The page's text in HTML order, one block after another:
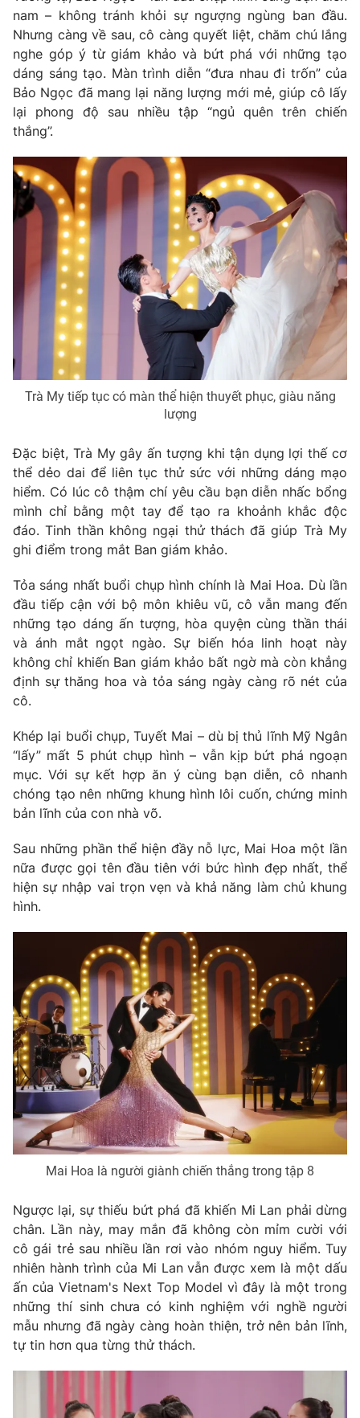
nam – không tránh khỏi sự ngượng ngùng ban đầu.
Nhưng càng về sau, cô càng quyết liệt, chăm chú lắng
nghe góp ý từ giám khảo và bứt phá với những tạo
dáng sáng tạo. Màn trình diễn “đưa nhau đi trốn” của
Bảo Ngọc đã mang lại năng lượng mới mẻ, giúp cô lấy
lại phong độ sau nhiều tập “ngủ quên trên chiến
thắng”.
Trà My tiếp tục có màn thể hiện thuyết phục, giàu năng
lượng
Đặc biệt, Trà My gây ấn tượng khi tận dụng lợi thế cơ
thể dẻo dai để liên tục thử sức với những dáng mạo
hiểm. Có lúc cô thậm chí yêu cầu bạn diễn nhấc bổng
mình chỉ bằng một tay để tạo ra khoảnh khắc độc
đáo. Tinh thần không ngại thử thách đã giúp Trà My
ghi điểm trong mắt Ban giám khảo.
Tỏa sáng nhất buổi chụp hình chính là Mai Hoa. Dù lần
đầu tiếp cận với bộ môn khiêu vũ, cô vẫn mang đến
những tạo dáng ấn tượng, hòa quyện cùng thần thái
và ánh mắt ngọt ngào. Sự biến hóa linh hoạt này
không chỉ khiến Ban giám khảo bất ngờ mà còn khẳng
định sự thăng hoa và tỏa sáng ngày càng rõ nét của
cô.
Khép lại buổi chụp, Tuyết Mai – dù bị thủ lĩnh Mỹ Ngân
“lấy” mất 5 phút chụp hình – vẫn kịp bứt phá ngoạn
mục. Với sự kết hợp ăn ý cùng bạn diễn, cô nhanh
chóng tạo nên những khung hình lôi cuốn, chứng minh
bản lĩnh của con nhà võ.
Sau những phần thể hiện đầy nỗ lực, Mai Hoa một lần
nữa được gọi tên đầu tiên với bức hình đẹp nhất, thể
hiện sự nhập vai trọn vẹn và khả năng làm chủ khung
hình.
Mai Hoa là người giành chiến thắng trong tập 8
Ngược lại, sự thiếu bứt phá đã khiến Mi Lan phải dừng
chân. Lần này, may mắn đã không còn mỉm cười với
cô gái trẻ sau nhiều lần rơi vào nhóm nguy hiểm. Tuy
nhiên hành trình của Mi Lan vẫn được xem là một dấu
ấn của Vietnam's Next Top Model vì đây là một trong
những thí sinh chưa có kinh nghiệm với nghề người
mẫu nhưng đã ngày càng hoàn thiện, trở nên bản lĩnh,
tự tin hơn qua từng thử thách.